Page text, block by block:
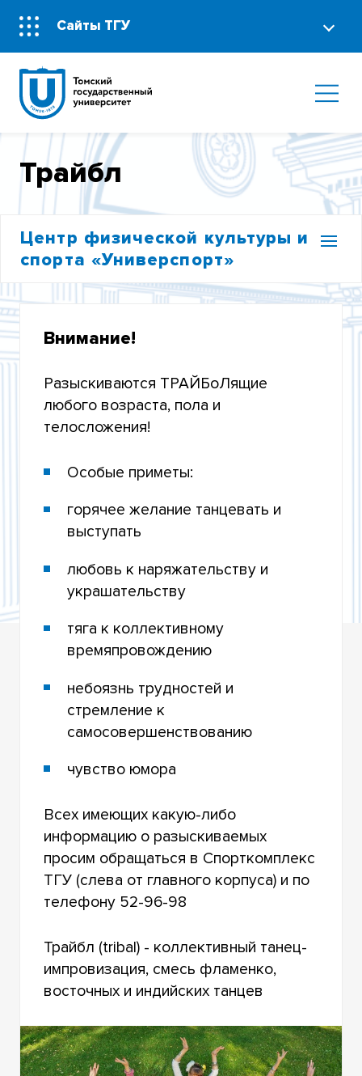
Сайты ТГУ
Трайбл
Центр физической культуры и
спорта «Универспорт»
АДМИНИСТРАЦИЯ
НОВОСТИ
СПОРТЗАЛЫ, РАСПИСАНИЕ ЗАНЯТИЙ
БАССЕЙН, РАСПИСАНИЕ ЗАНЯТИЙ
ЙОГА, ПИЛАТЕС
ДЕТСКИЕ ГРУППЫ
СТРИП-ПЛАСТИКА
ШЕЙПИНГ
АЭРОБИКА
ЖИВАЯ ПЛАСТИКА
B.E.S.T. FIT
Внимание!
Разыскиваются ТРАЙБоЛящие
любого возраста, пола и
телосложения!
Особые приметы:
горячее желание танцевать и
выступать
любовь к наряжательству и
украшательству
тяга к коллективному
времяпровождению
небоязнь трудностей и
стремление к
самосовершенствованию
чувство юмора
Всех имеющих какую-либо
информацию о разыскиваемых
просим обращаться в Спорткомплекс
ТГУ (слева от главного корпуса) и по
телефону 52-96-98
Трайбл (tribal) - коллективный танец-
импровизация, смесь фламенко,
восточных и индийских танцев